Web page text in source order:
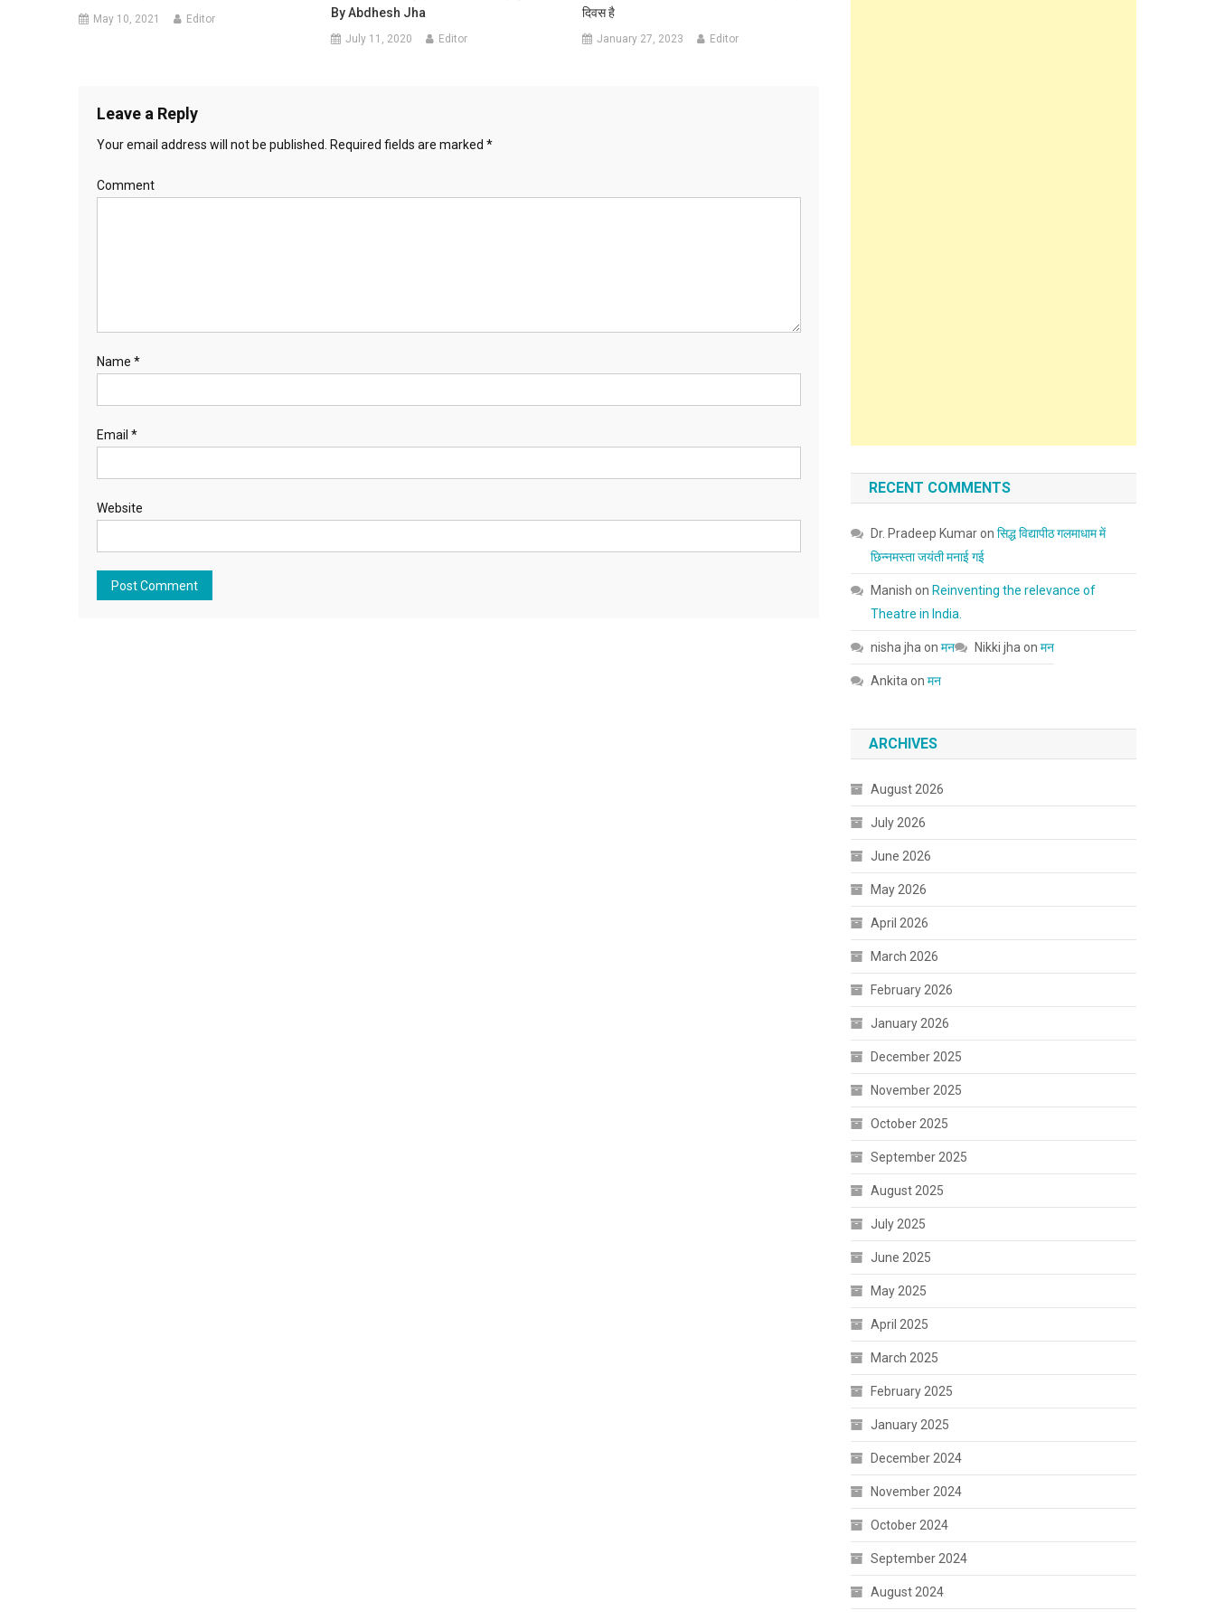
May 10, 2021 Editor
By Abdhesh Jha
July 11, 2020 Editor
दिवस है
January 27, 2023 Editor
Leave a Reply
Your email address will not be published. Required fields are marked *
Comment
Name *
Email *
Website
RECENT COMMENTS
Dr. Pradeep Kumaronसिद्ध विद्यापीठ गलमाधाम में
छिन्नमस्ता जयंती मनाई गई
Manish on Reinventing the relevance of
Theatre in India.
nisha jha onमन Nikki jha onमन
Ankita onमन
ARCHIVES
August 2026
July 2026
June 2026
May 2026
April 2026
March 2026
February 2026
January 2026
December 2025
November 2025
October 2025
September 2025
August 2025
July 2025
June 2025
May 2025
April 2025
March 2025
February 2025
January 2025
December 2024
November 2024
October 2024
September 2024
August 2024